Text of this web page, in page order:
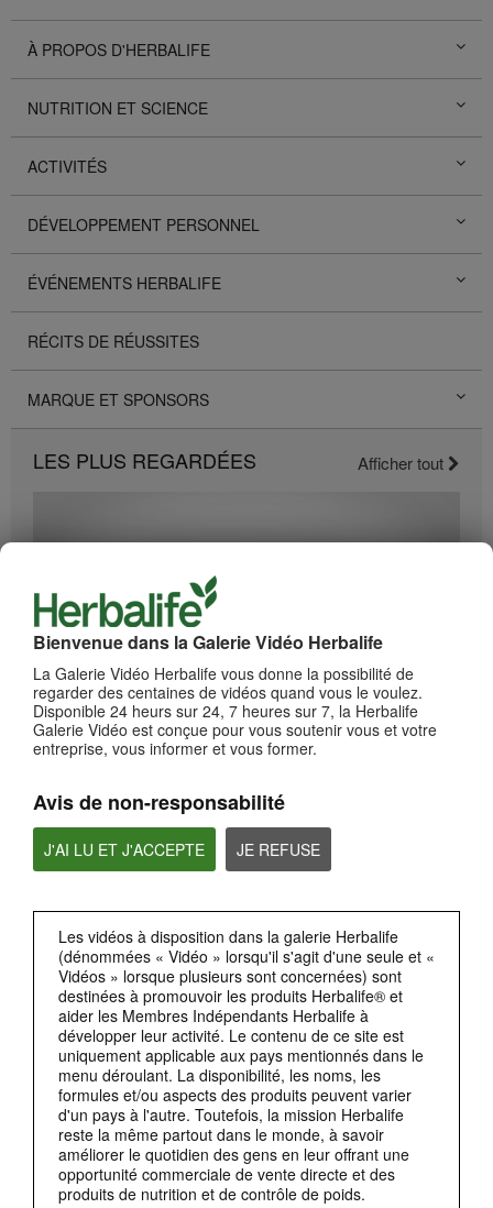
Bienvenue dans la Galerie Vidéo Herbalife
La Galerie Vidéo Herbalife vous donne la possibilité de
regarder des centaines de vidéos quand vous le voulez.
Disponible 24 heurs sur 24, 7 heures sur 7, la Herbalife
Galerie Vidéo est conçue pour vous soutenir vous et votre
entreprise, vous informer et vous former.
Avis de non-responsabilité
J'AI LU ET J'ACCEPTE JE REFUSE
Les vidéos à disposition dans la galerie Herbalife
(dénommées « Vidéo » lorsqu'il s'agit d'une seule et «
Vidéos » lorsque plusieurs sont concernées) sont
destinées à promouvoir les produits Herbalife® et
aider les Membres Indépendants Herbalife à
développer leur activité. Le contenu de ce site est
uniquement applicable aux pays mentionnés dans le
menu déroulant. La disponibilité, les noms, les
formules et/ou aspects des produits peuvent varier
d'un pays à l'autre. Toutefois, la mission Herbalife
reste la même partout dans le monde, à savoir
améliorer le quotidien des gens en leur offrant une
opportunité commerciale de vente directe et des
produits de nutrition et de contrôle de poids.
À PROPOS D'HERBALIFE
NUTRITION ET SCIENCE
ACTIVITÉS
DÉVELOPPEMENT PERSONNEL
ÉVÉNEMENTS HERBALIFE
RÉCITS DE RÉUSSITES
MARQUE ET SPONSORS
LES PLUS REGARDÉES Afficher tout
Privacy by Design(respect de la vie privée dès la conception)
Accès aux données personnelles
Un autre domaine dans lequella RGPD va plus loinque les concepts de base de la
confidentialité,concerne les droits individuels relatifs aux données personnelles.